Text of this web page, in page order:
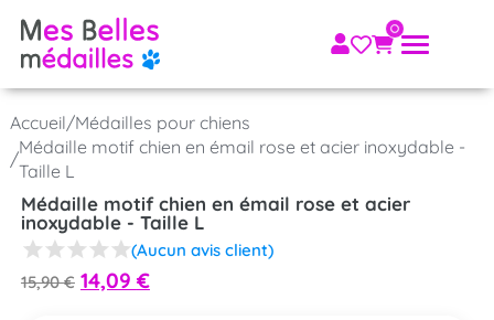
Accueil/Médailles pour chiens
/
Médaille motif chien en émail rose et acier inoxydable -
Taille L
Médaille motif chien en émail rose et acier
inoxydable - Taille L
(Aucun avis client)
15,90€ 14,09 €